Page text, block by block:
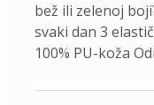
bež ili zelenoj
svaki dan 3
100% PU-koža